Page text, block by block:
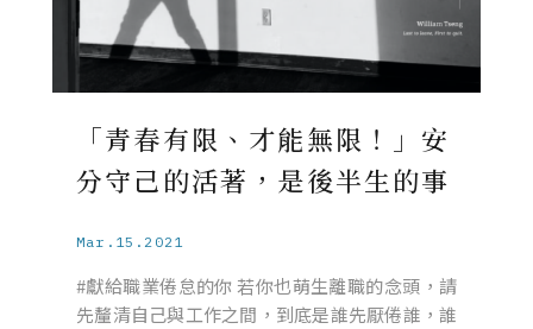
「青春有限、才能無限！」安
分守己的活著，是後半生的事
Mar.15.2021
#獻給職業倦怠的你 若你也萌生離職的念頭，請
先釐清自己與工作之間，到底是誰先厭倦誰，誰